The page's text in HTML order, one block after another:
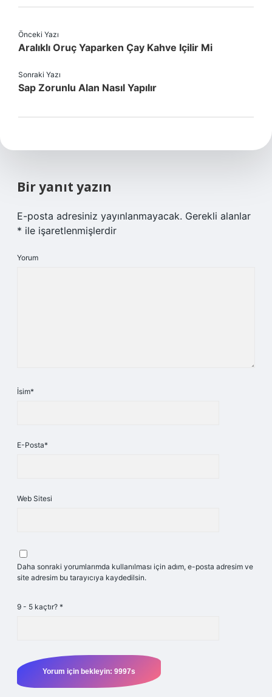
Önceki Yazı
Aralıklı Oruç Yaparken Çay Kahve Içilir Mi
Sonraki Yazı
Sap Zorunlu Alan Nasıl Yapılır
Bir yanıt yazın
E-posta adresiniz yayınlanmayacak. Gerekli alanlar
* ile işaretlenmişlerdir
Yorum
İsim*
E-Posta*
Web Sitesi
Daha sonraki yorumlarımda kullanılması için adım, e-posta adresim ve
site adresim bu tarayıcıya kaydedilsin.
9 - 5 kaçtır? *